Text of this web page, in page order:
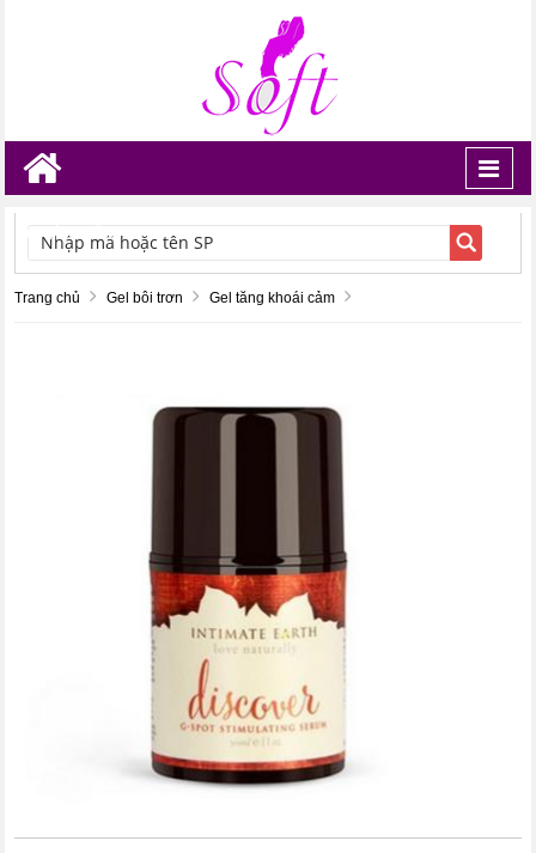
TÌM KIẾM
Trang chủ Gel bôi trơn Gel tăng khoái cảm